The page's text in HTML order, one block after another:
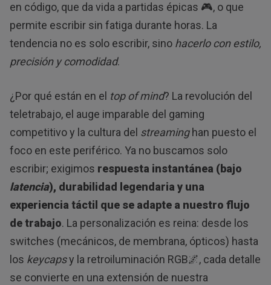
en código, que da vida a partidas épicas 🎮, o que
permite escribir sin fatiga durante horas. La
tendencia no es solo escribir, sino hacerlo con estilo,
precisión y comodidad.
¿Por qué están en el top of mind? La revolución del
teletrabajo, el auge imparable del gaming
competitivo y la cultura del streaminghan puesto el
foco en este periférico. Ya no buscamos solo
escribir; exigimos respuesta instantánea (bajo
latencia), durabilidad legendaria y una
experiencia táctil que se adapte a nuestro flujo
de trabajo. La personalización es reina: desde los
switches (mecánicos, de membrana, ópticos) hasta
los keycapsy la retroiluminación RGB🌌, cada detalle
se convierte en una extensión de nuestra